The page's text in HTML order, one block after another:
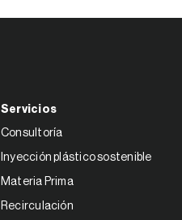
Servicios
Consultoría
Inyección plástico sostenible
Materia Prima
Recirculación